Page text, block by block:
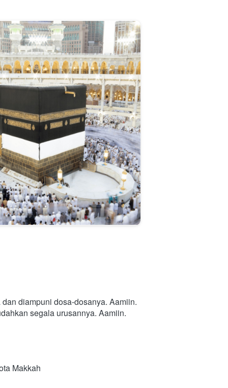
diampuni dosa-dosanya. Aamiin.
segala urusannya. Aamiin.
Makkah